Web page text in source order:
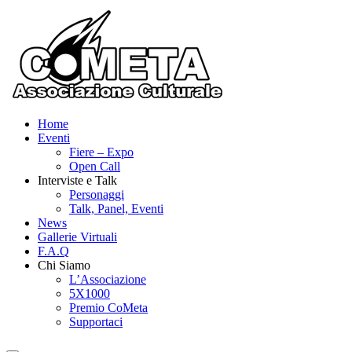
contenuto
Home
Eventi
Fiere – Expo
Open Call
Interviste e Talk
Personaggi
Talk, Panel, Eventi
News
Gallerie Virtuali
F.A.Q
Chi Siamo
L’Associazione
5X1000
Premio CoMeta
Supportaci